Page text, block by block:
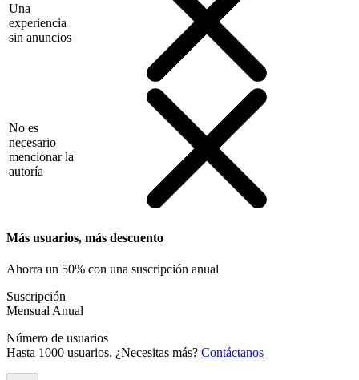
Una
experiencia
sin anuncios
No es
necesario
mencionar la
autoría
Más usuarios, más descuento
Ahorra un 50% con una suscripción anual
Suscripción
Mensual Anual
Número de usuarios
Hasta 1000 usuarios. ¿Necesitas más? Contáctanos